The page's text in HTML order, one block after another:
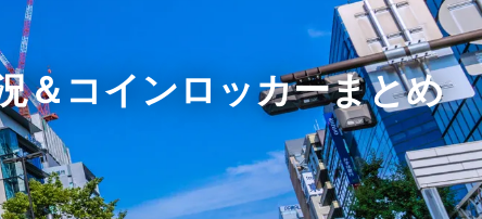
＆コインロッカーまとめ